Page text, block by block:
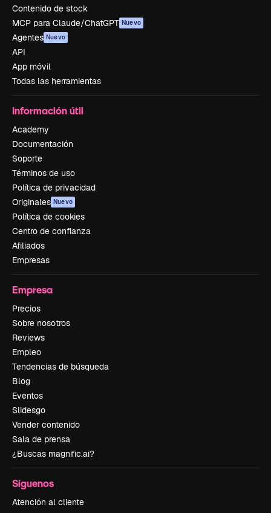
Contenido de stock
MCP para Claude/ChatGPT Nuevo
Agentes Nuevo
API
App móvil
Todas las herramientas
Información útil
Academy
Documentación
Soporte
Términos de uso
Política de privacidad
Originales Nuevo
Política de cookies
Centro de confianza
Afiliados
Empresas
Empresa
Precios
Sobre nosotros
Reviews
Empleo
Tendencias de búsqueda
Blog
Eventos
Slidesgo
Vender contenido
Sala de prensa
¿Buscas magnific.ai?
Síguenos
Atención al cliente